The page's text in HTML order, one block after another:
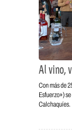
Al vino,
Con más de
Esfuerzo»)
Calchaquíes.